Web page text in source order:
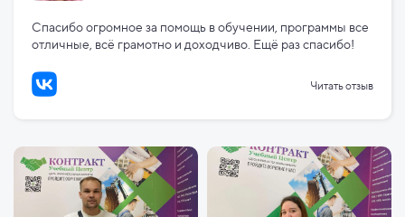
Спасибо огромное за помощь в обучении, программы все
отличные, всё грамотно и доходчиво. Ещё раз спасибо!
Читать отзыв